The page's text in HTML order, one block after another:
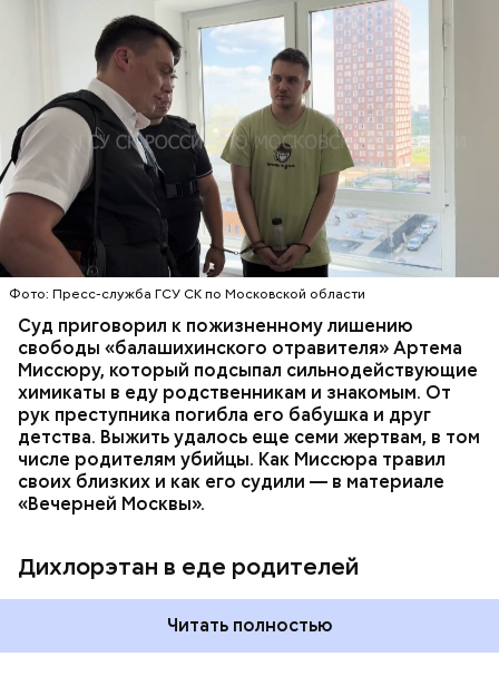
Фото: Пресс-служба ГСУ СК по Московской области
Суд приговорил к пожизненному лишению
свободы «балашихинского отравителя» Артема
Миссюру, который подсыпал сильнодействующие
химикаты в еду родственникам и знакомым. От
рук преступника погибла его бабушка и друг
детства. Выжить удалось еще семи жертвам, в том
числе родителям убийцы. Как Миссюра травил
своих близких и как его судили — в материале
«Вечерней Москвы».
Дихлорэтан в еде родителей
Все началось в июне, когда двое супругов
обратились в местную больницу с жалобами на
плохое самочувствие. Врачи не смогли поставить
им точный диагноз, после чего анализы
потерпевших направили на экспертизу. В них
специалисты обнаружили сильнодействующий
химикат дихлорэтан, который не мог попасть в
организм супругов случайно. То же самое вещество
нашли в еде, изъятой из квартиры пострадавших.
Видео: пресс-служба ГСУ СК по Московской области
Читать полностью
ОТРАВЛЕНИЯ БАЛАШИХА
РОДИТЕЛИ
СЛЕДСТВЕННЫЙ КОМИТЕТ
ЭКСПЕРТИЗЫ